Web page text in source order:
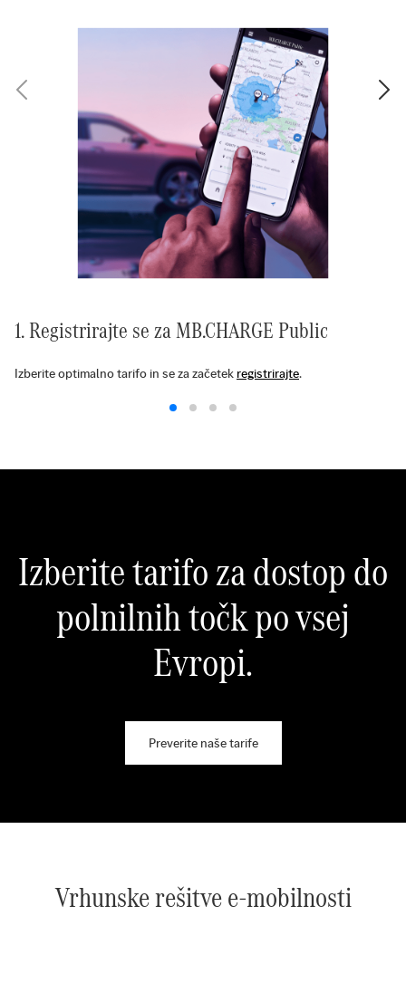
1. Registrirajte se za MB.CHARGE Public
Izberite optimalno tarifo in se za začetek registrirajte.
Izberite tarifo za dostop do
polnilnih točk po vsej
Evropi.
Preverite naše tarife
Vrhunske rešitve e-mobilnosti